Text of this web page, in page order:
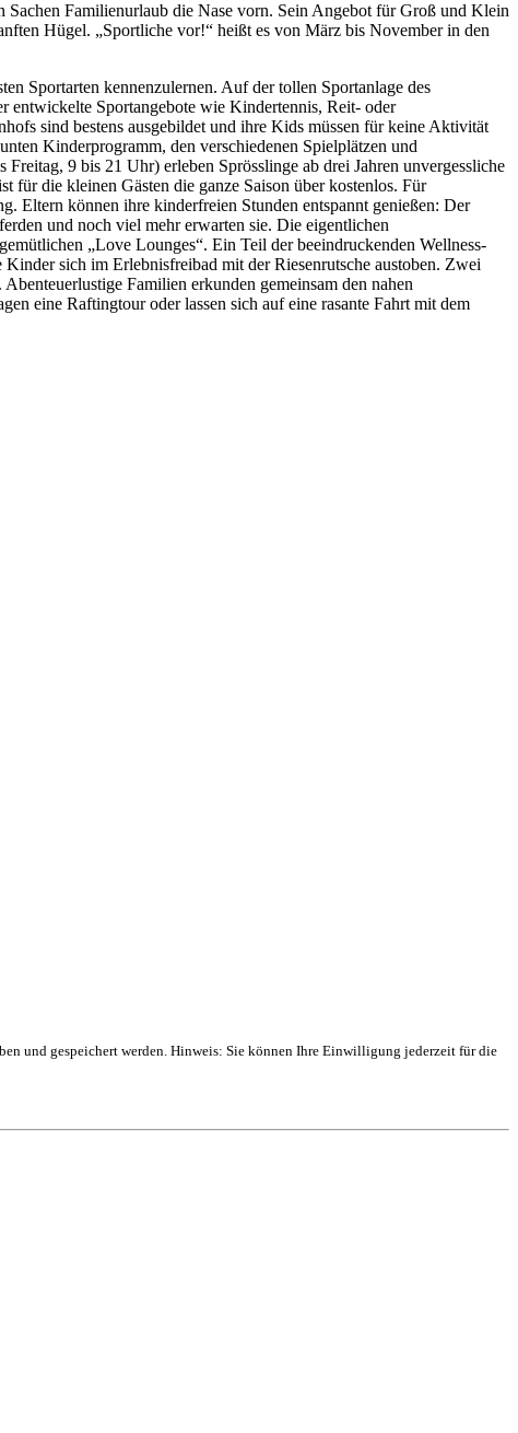
Familienurlaub die Nase vorn. Sein Angebot für Groß und Klein
Hügel. „Sportliche vor!“ heißt es von März bis November in den
Sportarten kennenzulernen. Auf der tollen Sportanlage des
entwickelte Sportangebote wie Kindertennis, Reit- oder
sind bestens ausgebildet und ihre Kids müssen für keine Aktivität
Kinderprogramm, den verschiedenen Spielplätzen und
9 bis 21 Uhr) erleben Sprösslinge ab drei Jahren unvergessliche
für die kleinen Gästen die ganze Saison über kostenlos. Für
Eltern können ihre kinderfreien Stunden entspannt genießen: Der
und noch viel mehr erwarten sie. Die eigentlichen
„Love Lounges“. Ein Teil der beeindruckenden Wellness-
sich im Erlebnisfreibad mit der Riesenrutsche austoben. Zwei
Familien erkunden gemeinsam den nahen
eine Raftingtour oder lassen sich auf eine rasante Fahrt mit dem
und gespeichert werden. Hinweis: Sie können Ihre Einwilligung jederzeit für die